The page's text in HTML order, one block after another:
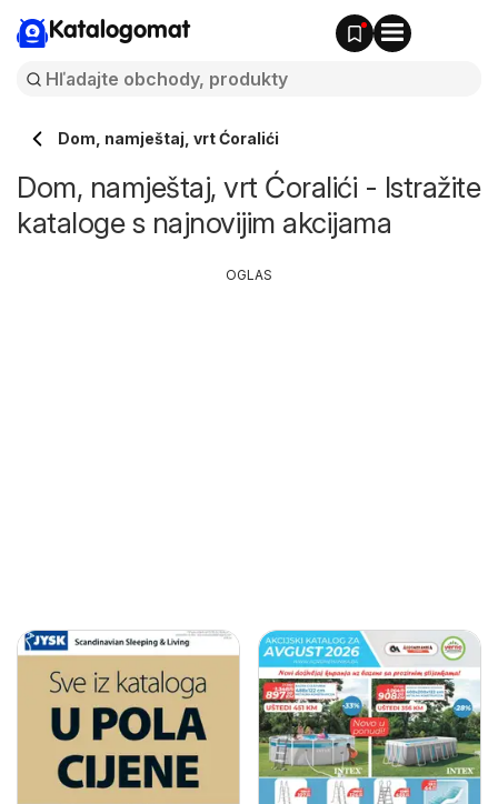
Katalogomat
Dom, namještaj, vrt Ćoralići
Dom, namještaj, vrt Ćoralići - Istražite
kataloge s najnovijim akcijama
OGLAS